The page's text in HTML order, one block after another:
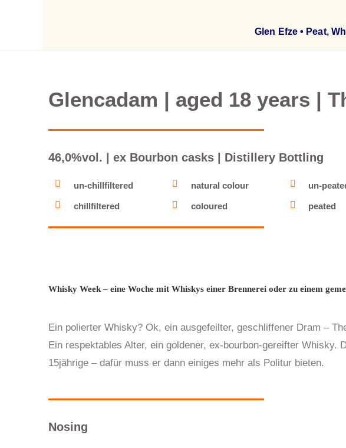
Glen Efze • Peat,
Glencadam | aged 18 years |
46,0%vol. | ex Bourbon casks | Distillery Bottling
un-chillfiltered
chillfiltered
natural colour
coloured
un-
peated
Whisky Week – eine Woche mit Whiskys einer Brennerei oder zu einem
Ein polierter Whisky? Ok, ein ausgefeilter, geschliffener Dram –
Ein respektables Alter, ein goldener, ex-bourbon-gereifter Whisky.
15jährige – dafür muss er dann einiges mehr als Politur bieten.
Nosing